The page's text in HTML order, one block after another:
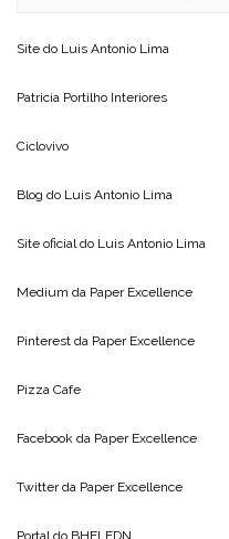
Site do Luis Antonio Lima
Patricia Portilho Interiores
Ciclovivo
Blog do Luis Antonio Lima
Site oficial do Luis Antonio Lima
Medium da Paper Excellence
Pinterest da Paper Excellence
Pizza Cafe
Facebook da Paper Excellence
Twitter da Paper Excellence